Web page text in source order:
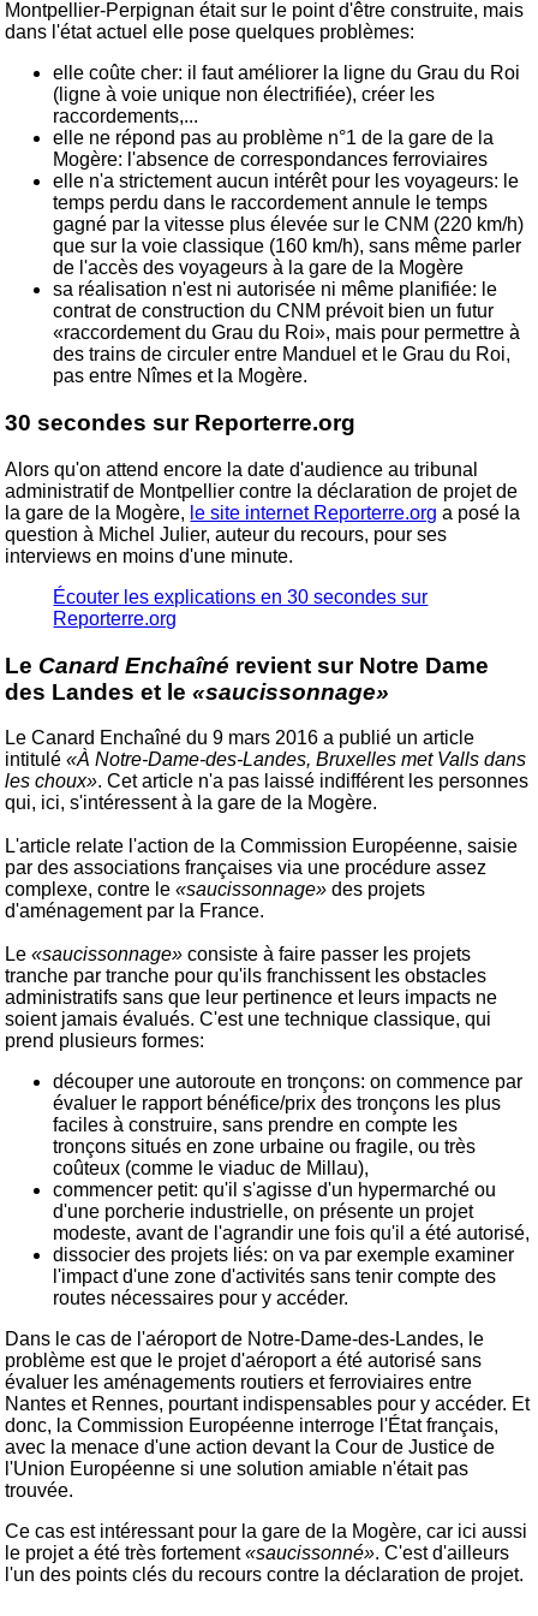
Montpellier-Perpignan était sur le point d'être construite, mais
dans l'état actuel elle pose quelques problèmes:
elle coûte cher: il faut améliorer la ligne du Grau du Roi
(ligne à voie unique non électrifiée), créer les
raccordements,...
elle ne répond pas au problème n°1 de la gare de la
Mogère: l'absence de correspondances ferroviaires
elle n'a strictement aucun intérêt pour les voyageurs: le
temps perdu dans le raccordement annule le temps
gagné par la vitesse plus élevée sur le CNM (220 km/h)
que sur la voie classique (160 km/h), sans même parler
de l'accès des voyageurs à la gare de la Mogère
sa réalisation n'est ni autorisée ni même planifiée: le
contrat de construction du CNM prévoit bien un futur
«raccordement du Grau du Roi», mais pour permettre à
des trains de circuler entre Manduel et le Grau du Roi,
pas entre Nîmes et la Mogère.
30 secondes sur Reporterre.org
Alors qu'on attend encore la date d'audience au tribunal
administratif de Montpellier contre la déclaration de projet de
la gare de la Mogère, le site internet Reporterre.org a posé la
question à Michel Julier, auteur du recours, pour ses
interviews en moins d'une minute.
Écouter les explications en 30 secondes sur
Reporterre.org
Le Canard Enchaîné revient sur Notre Dame
des Landes et le«saucissonnage»
Le Canard Enchaîné du 9 mars 2016 a publié un article
intitulé«À Notre-Dame-des-Landes, Bruxelles met Valls dans
les choux». Cet article n'a pas laissé indifférent les personnes
qui, ici, s'intéressent à la gare de la Mogère.
L'article relate l'action de la Commission Européenne, saisie
par des associations françaises via une procédure assez
complexe, contre le«saucissonnage» des projets
d'aménagement par la France.
Le«saucissonnage» consiste à faire passer les projets
tranche par tranche pour qu'ils franchissent les obstacles
administratifs sans que leur pertinence et leurs impacts ne
soient jamais évalués. C'est une technique classique, qui
prend plusieurs formes:
découper une autoroute en tronçons: on commence par
évaluer le rapport bénéfice/prix des tronçons les plus
faciles à construire, sans prendre en compte les
tronçons situés en zone urbaine ou fragile, ou très
coûteux (comme le viaduc de Millau),
commencer petit: qu'il s'agisse d'un hypermarché ou
d'une porcherie industrielle, on présente un projet
modeste, avant de l'agrandir une fois qu'il a été autorisé,
dissocier des projets liés: on va par exemple examiner
l'impact d'une zone d'activités sans tenir compte des
routes nécessaires pour y accéder.
Dans le cas de l'aéroport de Notre-Dame-des-Landes, le
problème est que le projet d'aéroport a été autorisé sans
évaluer les aménagements routiers et ferroviaires entre
Nantes et Rennes, pourtant indispensables pour y accéder. Et
donc, la Commission Européenne interroge l'État français,
avec la menace d'une action devant la Cour de Justice de
l'Union Européenne si une solution amiable n'était pas
trouvée.
Ce cas est intéressant pour la gare de la Mogère, car ici aussi
le projet a été très fortement«saucissonné». C'est d'ailleurs
l'un des points clés du recours contre la déclaration de projet.